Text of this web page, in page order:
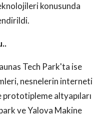
konusunda
Tech Park'ta ise
nesnelerin interneti
altyapıları
ve Yalova Makine